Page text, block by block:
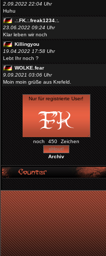
2.09.2022 22:04 Uhr
Huhu
.:.FK.:.freak1234.:.
23.06.2022 09:24 Uhr
Klar leben wir noch
Killingyou
19.04.2022 17:58 Uhr
Lebt Ihr noch ?
WOLKE.fear
9.09.2021 03:06 Uhr
Moin moin grüße aus Krefeld.
noch Zeichen
Archiv